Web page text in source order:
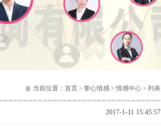
当前位置： 首页 > 挚心情感 > 情感中心 > 列表
2017-1-11 15:45:57